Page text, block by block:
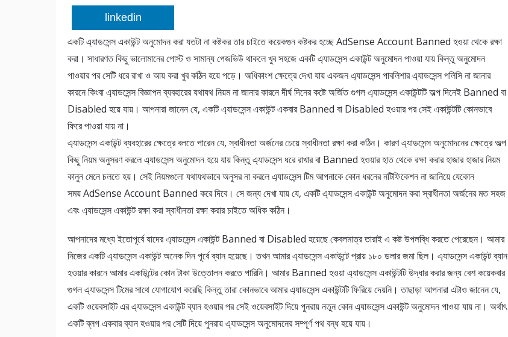
linkedin
একটি এ্যাডসেন্স একাউন্ট অনুমোদন করা যতটা না কষ্টকর তার চাইতে কয়েকগুন কষ্টকর হচ্ছে AdSense Account Banned হওয়া থেকে রক্ষা
করা। সাধারণত কিছু ভালোমানের পোস্ট ও সামান্য পেজভিউ থাকলে খুব সহজে একটি এ্যাডসেন্স একাউন্ট অনুমোদন পাওয়া যায় কিন্তু অনুমোদন
পাওয়ার পর সেটি ধরে রাখা ও আয় করা খুব কঠিন হয়ে পড়ে। অধিকাংশ ক্ষেত্রে দেখা যায় একজন এ্যাডসেন্স পাবলিশার এ্যাডসেন্স পলিসি না জানার
কারনে কিংবা এ্যাডসেন্স বিজ্ঞাপন ব্যবহারের যথাযথ নিয়ম না জানার কারনে দীর্ঘ দিনের কষ্টে অর্জিত গুগল এ্যাডসেন্স একাউন্টটি অল্প দিনেই Banned বা
Disabled হয়ে যায়। আপনারা জানেন যে, একটি এ্যাডসেন্স একাউন্ট একবার Banned বা Disabled হওয়ার পর সেই একাউন্টটি কোনভাবে
ফিরে পাওয়া যায় না।
এ্যাডসেন্স একাউন্ট ব্যবহারের ক্ষেত্রে বলতে পারেন যে, স্বাধীনতা অর্জনের চেয়ে স্বাধীনতা রক্ষা করা কঠিন। কারণ এ্যাডসেন্স অনুমোদনের ক্ষেত্রে অল্প
কিছু নিয়ম অনুসরণ করলে এ্যাডসেন্স অনুমোদন হয়ে যায় কিন্তু এ্যাডসেন্স ধরে রাখার বা Banned হওয়ার হাত থেকে রক্ষা করার হাজার হাজার নিয়ম
কানুন মেনে চলতে হয়। সেই নিয়মগুলো যথাযথভাবে অনুসর না করলে এ্যাডসেন্স টিম আপনাকে কোন ধরনের নটিফিকেশন না জানিয়ে যেকোন
সময় AdSense Account Banned করে দিবে। সে জন্য দেখা যায় যে, একটি এ্যাডসেন্স একাউন্ট অনুমোদন করা স্বাধীনতা অর্জনের মত সহজ
এবং এ্যাডসেন্স একাউন্ট রক্ষা করা স্বাধীনতা রক্ষা করার চাইতে অধিক কঠিন।
আপনাদের মধ্যে ইতোপূর্বে যাদের এ্যাডসেন্স একাউন্ট Banned বা Disabled হয়েছে কেবলমাত্র তারাই এ কষ্ট উপলব্ধি করতে পেরেছেন। আমার
নিজের একটি এ্যাডসেন্স একাউন্ট অনেক দিন পূর্বে ব্যান হয়েছে। তখন আমার এ্যাডসেন্স একাউন্টে প্রায় ১৮০ ডলার জমা ছিল। এ্যাডসেন্স একাউন্ট ব্যান
হওয়ার কারনে আমার একাউন্টের কোন টাকা উত্তোলন করতে পারিনি। আমার Banned হওয়া এ্যাডসেন্স একাউন্টটি উদ্ধার করার জন্য বেশ কয়েকবার
গুগল এ্যাডসেন্স টিমের সাথে যোগাযোগ করেছি কিন্তু তারা কোনভাবে আমার এ্যাডসেন্স একাউন্টটি ফিরিয়ে দেয়নি। তাছাড়া আপনারা এটাও জানেন যে,
একটি ওয়েবসাইট এর এ্যাডসেন্স একাউন্ট ব্যান হওয়ার পর সেই ওয়েবসাইট দিয়ে পুনরায় নতুন কোন এ্যাডসেন্স একাউন্ট অনুমোদন পাওয়া যায় না। অর্থাৎ
একটি ব্লগ একবার ব্যান হওয়ার পর সেটি দিয়ে পুনরায় এ্যাডসেন্স অনুমোদনের সম্পূর্ণ পথ বন্ধ হয়ে যায়।